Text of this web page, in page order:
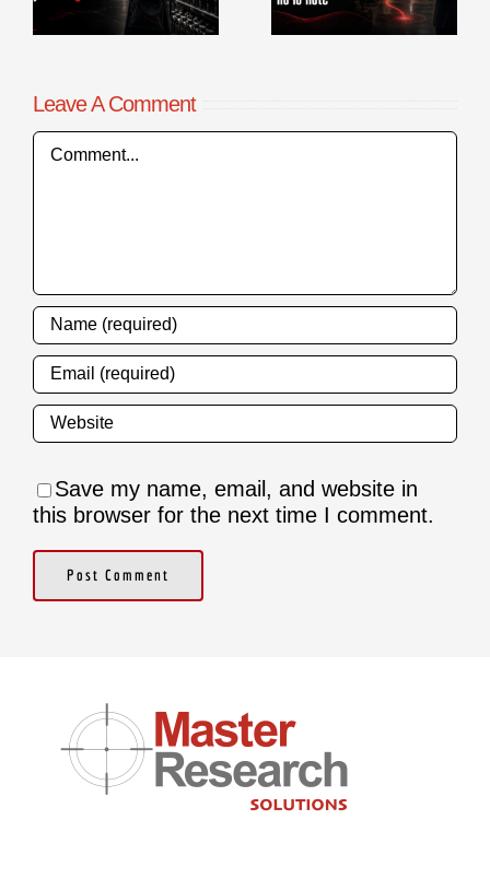
note
punto de venta
Leave A Comment
Comment
Save my name, email, and website in
this browser for the next time I comment.